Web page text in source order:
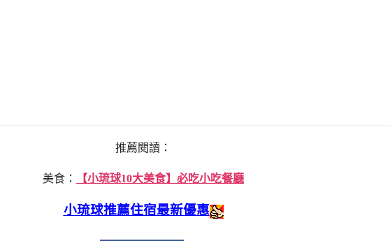
推薦閱讀：
美食： 【小琉球10大美食】必吃小吃餐廳
小琉球推薦住宿最新優惠